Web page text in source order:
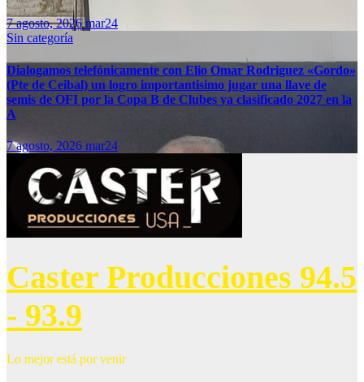
7 agosto, 2026mar24
Sin categoría
Dialogamos telefónicamente con Elio Omar Rodriguez «Gordo»
(Pte de Ceibal) un logro importantisimo jugar una llave de
semis de OFI por la Copa B de Clubes ya clasificado 2027 en la
A
7 agosto, 2026 mar24
Caster Producciones 94.5
- 93.9
Lo mejor está por venir